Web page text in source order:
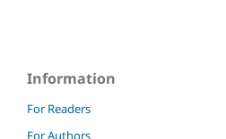
Information
For Readers